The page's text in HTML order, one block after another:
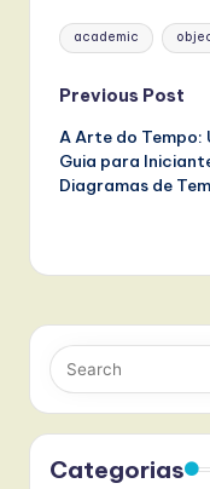
Tags:
academic
Post
Previous Post
A Arte do Tempo:
Guia para
Diagramas de
Categorias